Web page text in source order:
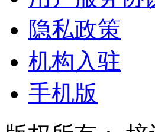
隐私政策
机构入驻
手机版